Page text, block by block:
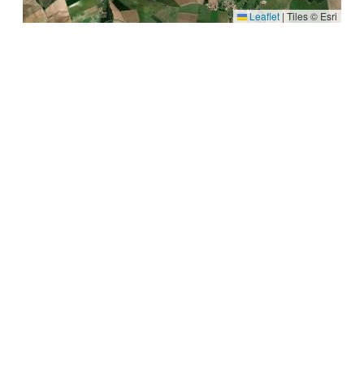
Leaflet | Tiles © Esri